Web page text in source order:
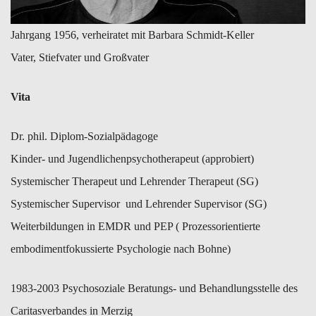
Jahrgang 1956, verheiratet mit Barbara Schmidt-Keller
Vater, Stiefvater und Großvater
Vita
Dr. phil. Diplom-Sozialpädagoge
Kinder- und Jugendlichenpsychotherapeut (approbiert)
Systemischer Therapeut und Lehrender Therapeut (SG)
Systemischer Supervisor und Lehrender Supervisor (SG)
Weiterbildungen in EMDR und PEP ( Prozessorientierte
embodimentfokussierte Psychologie nach Bohne)
1983-2003 Psychosoziale Beratungs- und Behandlungsstelle des
Caritasverbandes in Merzig